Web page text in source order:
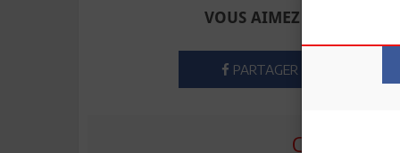
VOUS AIMEZ CET
PARTAGER